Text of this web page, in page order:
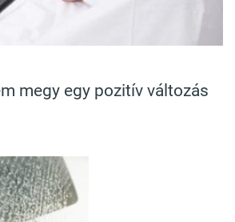
megy egy pozitív változás